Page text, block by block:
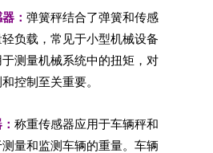
： 弹簧秤结合了弹簧和传感
负载，常见于小型机械设备
测量机械系统中的扭矩，对
控制至关重要。
称重传感器应用于车辆秤和
量和监测车辆的重量。车辆